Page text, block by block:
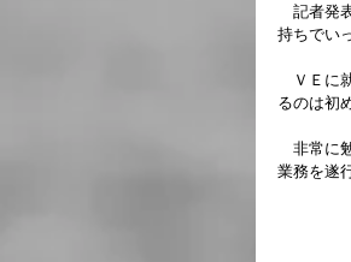
記者発
持ちでい
ＶＥに
るのは初
非常に
業務を遂